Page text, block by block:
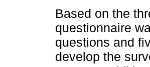
Based on the
questionnaire
questions and
develop the